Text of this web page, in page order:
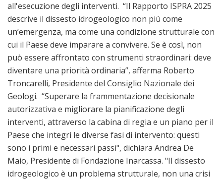
all'esecuzione degli interventi. “Il Rapporto ISPRA 2025
descrive il dissesto idrogeologico non più come
un’emergenza, ma come una condizione strutturale con
cui il Paese deve imparare a convivere. Se è così, non
può essere affrontato con strumenti straordinari: deve
diventare una priorità ordinaria”, afferma Roberto
Troncarelli, Presidente del Consiglio Nazionale dei
Geologi. “Superare la frammentazione decisionale
autorizzativa e migliorare la pianificazione degli
interventi, attraverso la cabina di regia e un piano per il
Paese che integri le diverse fasi di intervento: questi
sono i primi e necessari passi", dichiara Andrea De
Maio, Presidente di Fondazione Inarcassa. "Il dissesto
idrogeologico è un problema strutturale, non una crisi